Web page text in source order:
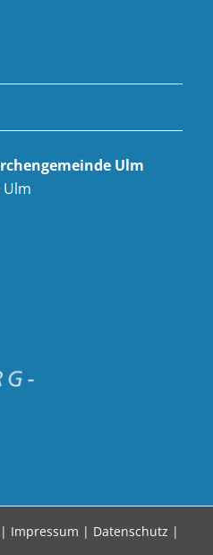
Ulm
Ulm
Impressum | Datenschutz |